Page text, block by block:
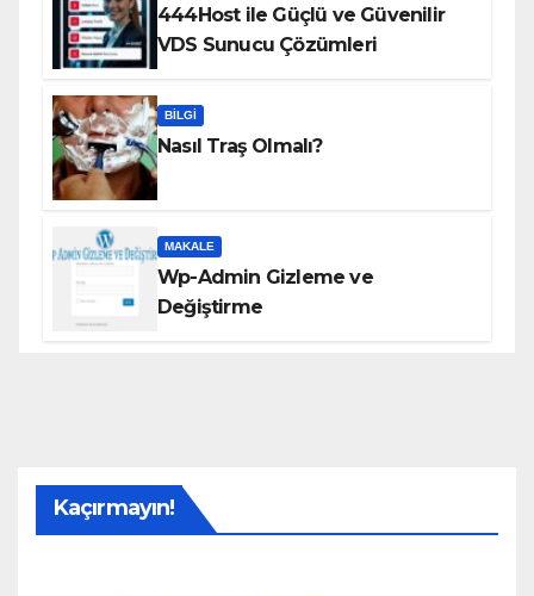
444Host ile Güçlü ve Güvenilir
VDS Sunucu Çözümleri
BILGI
Nasıl Traş Olmalı?
MAKALE
Wp-Admin Gizleme ve
Değiştirme
Kaçırmayın!